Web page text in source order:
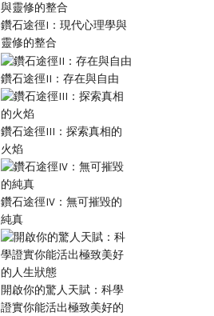
鑽石途徑I：現代心理學與
靈修的整合
鑽石途徑II：存在與自由
鑽石途徑III：探索真相的
火焰
鑽石途徑IV：無可摧毀的
純真
開啟你的驚人天賦：科學
證實你能活出極致美好的